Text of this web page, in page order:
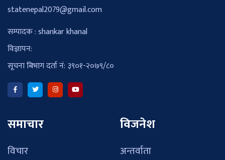
statenepal2079@gmail.com
सम्पादक : shankar khanal
विज्ञापन:
सूचना बिभाग दर्ता नं: ३९०१-२०७९/८०
समाचार
विचार
विजनेश
अन्तर्वाता